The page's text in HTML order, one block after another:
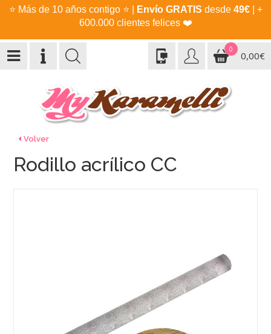
⭐ Más de 10 años contigo ⭐ Envío GRATIS desde 49€| +
600.000 clientes felices ❤️
0
0,00€
Volver
Rodillo acrílico CC